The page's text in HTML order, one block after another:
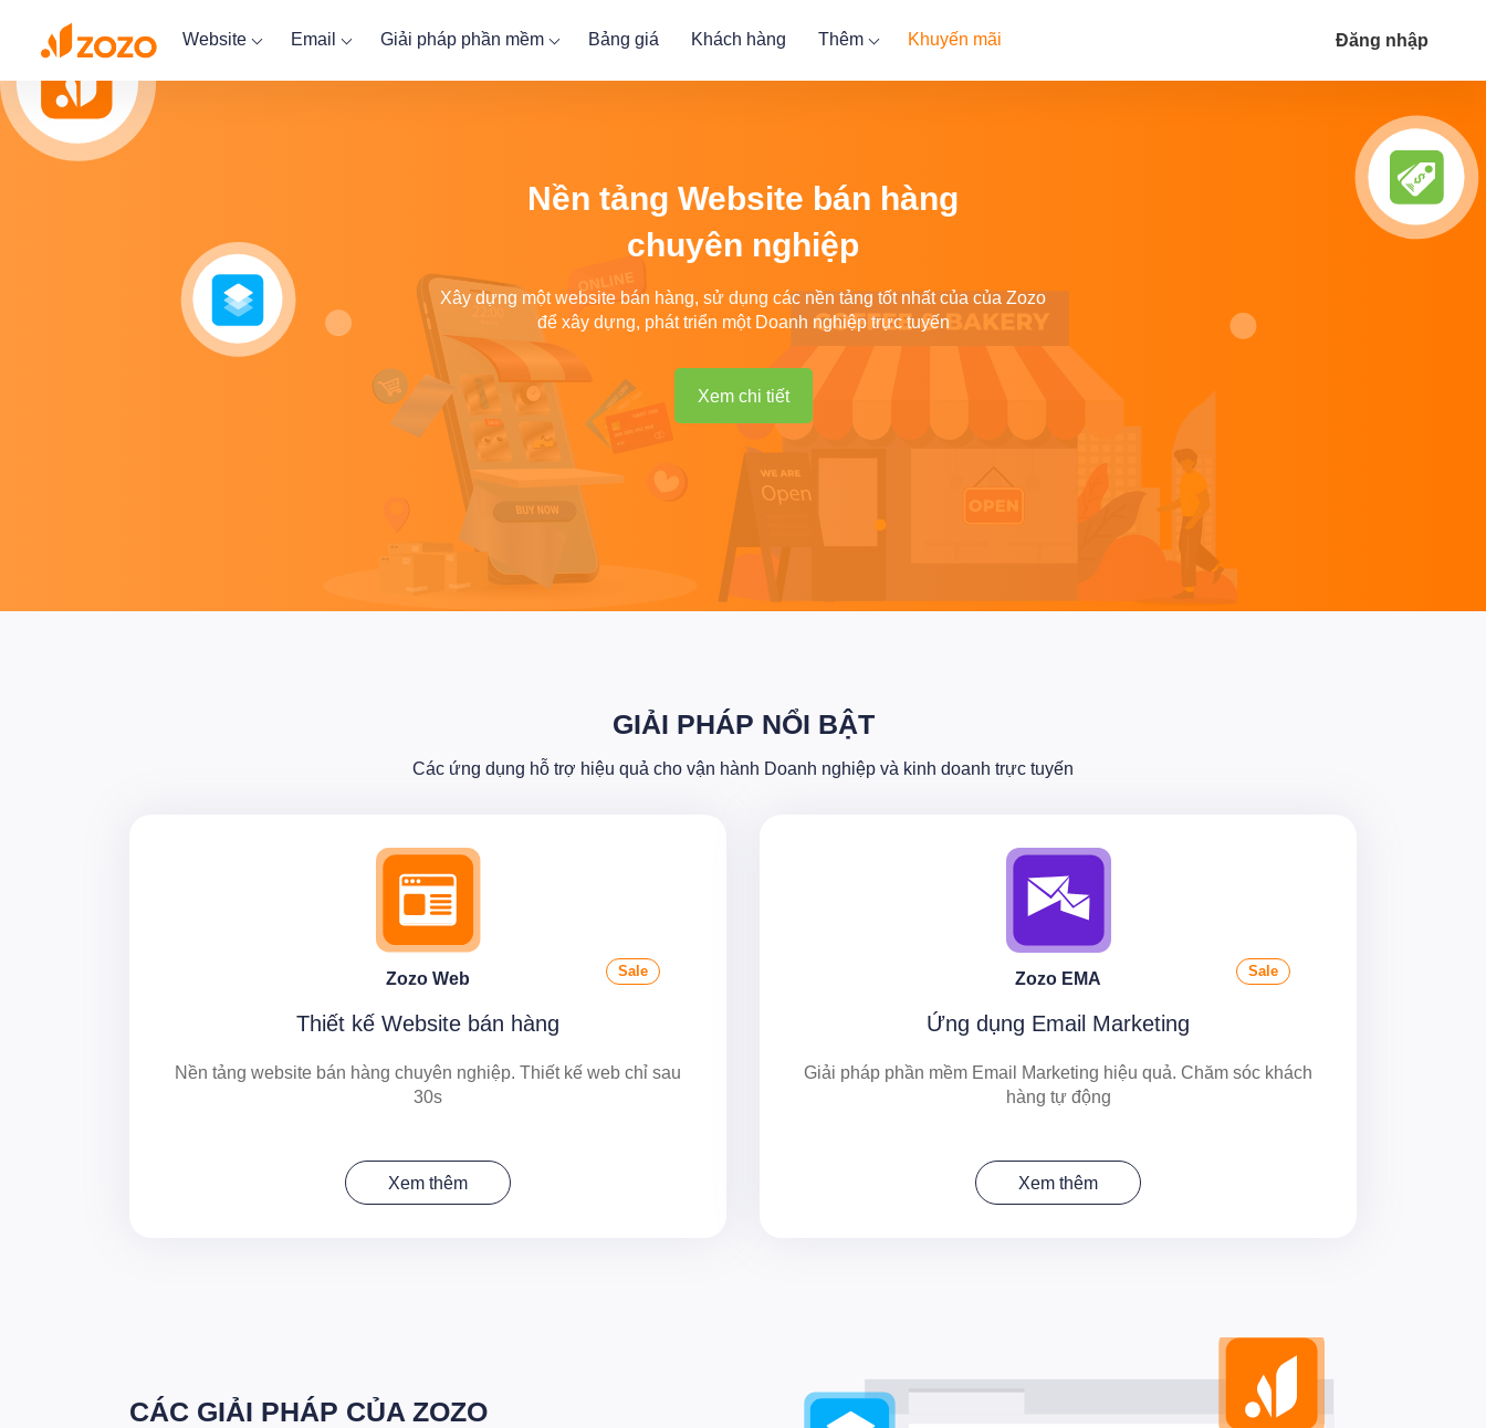
Website Email Giải pháp phần mềm Bảng giá Khách hàng Thêm Khuyến mãi Đăng nhập
Nền tảng Website bán hàng
chuyên nghiệp
Xây dựng một website bán hàng, sử dụng các nền tảng tốt nhất của của Zozo
để xây dựng, phát triển một Doanh nghiệp trực tuyến
Xem chi tiết
GIẢI PHÁP NỔI BẬT
Các ứng dụng hỗ trợ hiệu quả cho vận hành Doanh nghiệp và kinh doanh trực tuyến
Zozo Web Sale
Thiết kế Website bán hàng
Nền tảng website bán hàng chuyên nghiệp. Thiết kế web chỉ sau
30s
Xem thêm
Zozo EMA Sale
Ứng dụng Email Marketing
Giải pháp phần mềm Email Marketing hiệu quả. Chăm sóc khách
hàng tự động
Xem thêm
CÁC GIẢI PHÁP CỦA ZOZO